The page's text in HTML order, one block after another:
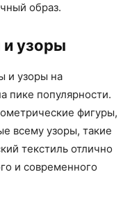
образ.
и узоры
и узоры на
пике популярности.
фигуры,
всему узоры, такие
текстиль отлично
и современного